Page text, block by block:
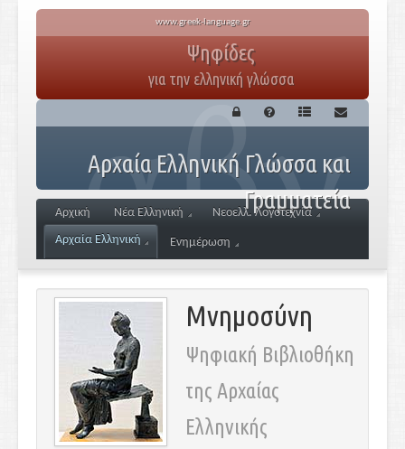
www.greek-language.gr
Ψηφίδες
για την ελληνική γλώσσα
Αρχαία Ελληνική Γλώσσα και
Γραμματεία
Αρχική Νέα Ελληνική
Νεοελλ. Λογοτεχνία
Αρχαία Ελληνική
Ενημέρωση
Μνημοσύνη
Ψηφιακή Βιβλιοθήκη
της Αρχαίας
Ελληνικής